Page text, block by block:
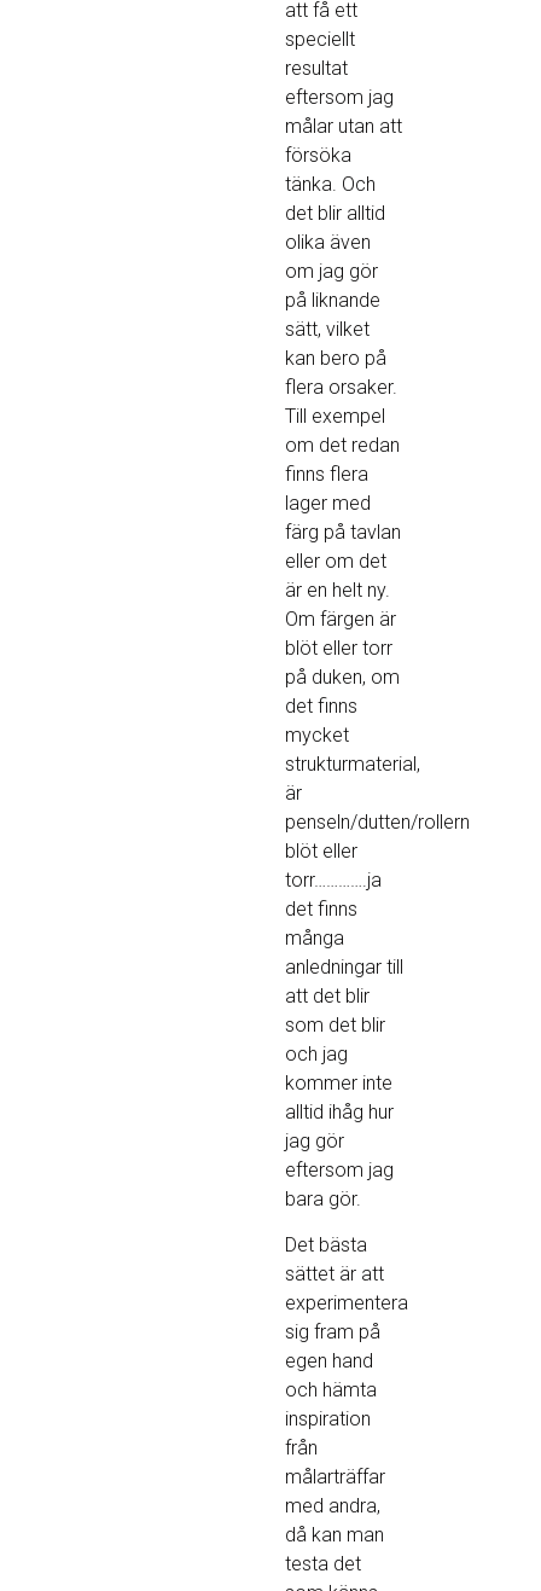
att få ett
speciellt
resultat
eftersom jag
målar utan att
försöka
tänka. Och
det blir alltid
olika även
om jag gör
på liknande
sätt, vilket
kan bero på
flera orsaker.
Till exempel
om det redan
finns flera
lager med
färg på tavlan
eller om det
är en helt ny.
Om färgen är
blöt eller torr
på duken, om
det finns
mycket
strukturmaterial,
är
penseln/dutten/rollern
blöt eller
torr………….ja
det finns
många
anledningar till
att det blir
som det blir
och jag
kommer inte
alltid ihåg hur
jag gör
eftersom jag
bara gör.
Det bästa
sättet är att
experimentera
sig fram på
egen hand
och hämta
inspiration
från
målarträffar
med andra,
då kan man
testa det